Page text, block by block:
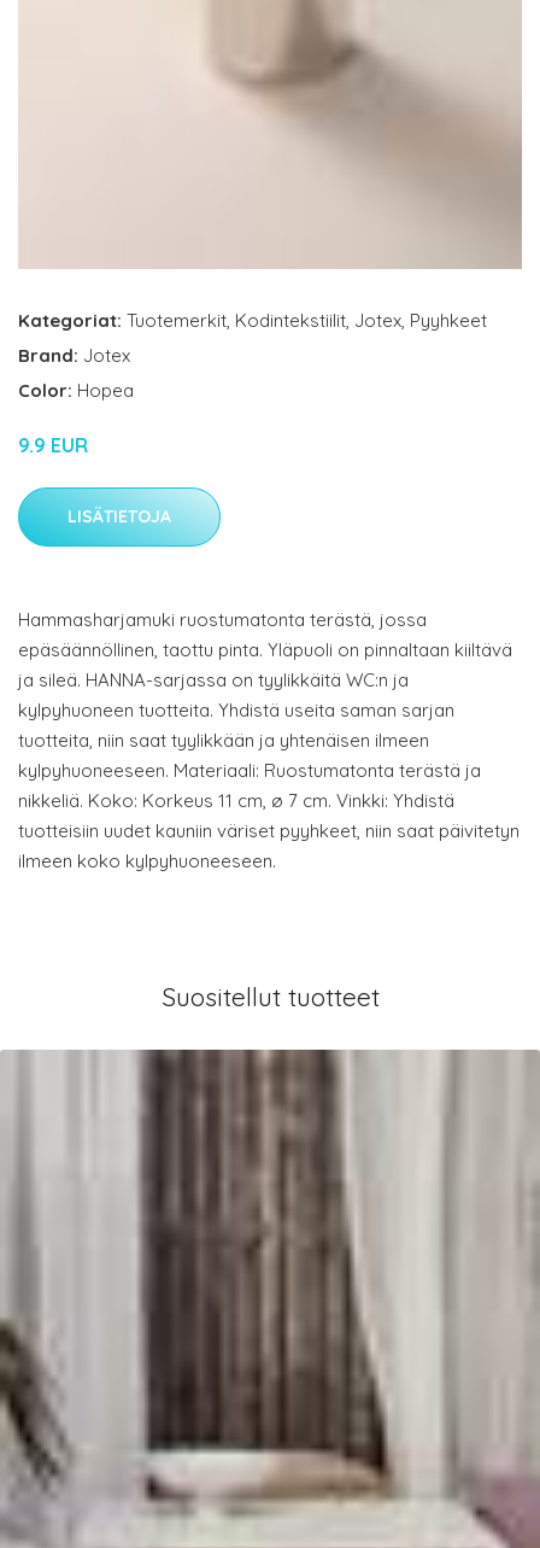
Kategoriat: Tuotemerkit, Kodintekstiilit, Jotex, Pyyhkeet
Brand: Jotex
Color: Hopea
9.9 EUR
LISÄTIETOJA
Hammasharjamuki ruostumatonta terästä, jossa
epäsäännöllinen, taottu pinta. Yläpuoli on pinnaltaan kiiltävä
ja sileä. HANNA-sarjassa on tyylikkäitä WC:n ja
kylpyhuoneen tuotteita. Yhdistä useita saman sarjan
tuotteita, niin saat tyylikkään ja yhtenäisen ilmeen
kylpyhuoneeseen. Materiaali: Ruostumatonta terästä ja
nikkeliä. Koko: Korkeus 11 cm, ø 7 cm. Vinkki: Yhdistä
tuotteisiin uudet kauniin väriset pyyhkeet, niin saat päivitetyn
ilmeen koko kylpyhuoneeseen.
Suositellut tuotteet